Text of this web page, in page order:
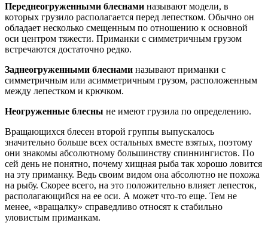
Переднеогруженными блеснами называют модели, в
которых грузило располагается перед лепестком. Обычно он
обладает несколько смещенным по отношению к основной
оси центром тяжести. Приманки с симметричным грузом
встречаются достаточно редко.
Заднеогруженными блеснами называют приманки с
симметричным или асимметричным грузом, расположенным
между лепестком и крючком.
Неогруженные блесны не имеют грузила по определению.
Вращающихся блесен второй группы выпускалось
значительно больше всех остальных вместе взятых, поэтому
они знакомы абсолютному большинству спиннингистов. По
сей день не понятно, почему хищная рыба так хорошо ловится
на эту приманку. Ведь своим видом она абсолютно не похожа
на рыбу. Скорее всего, на это положительно влияет лепесток,
располагающийся на ее оси. А может что-то еще. Тем не
менее, «вращалку» справедливо относят к стабильно
уловистым приманкам.